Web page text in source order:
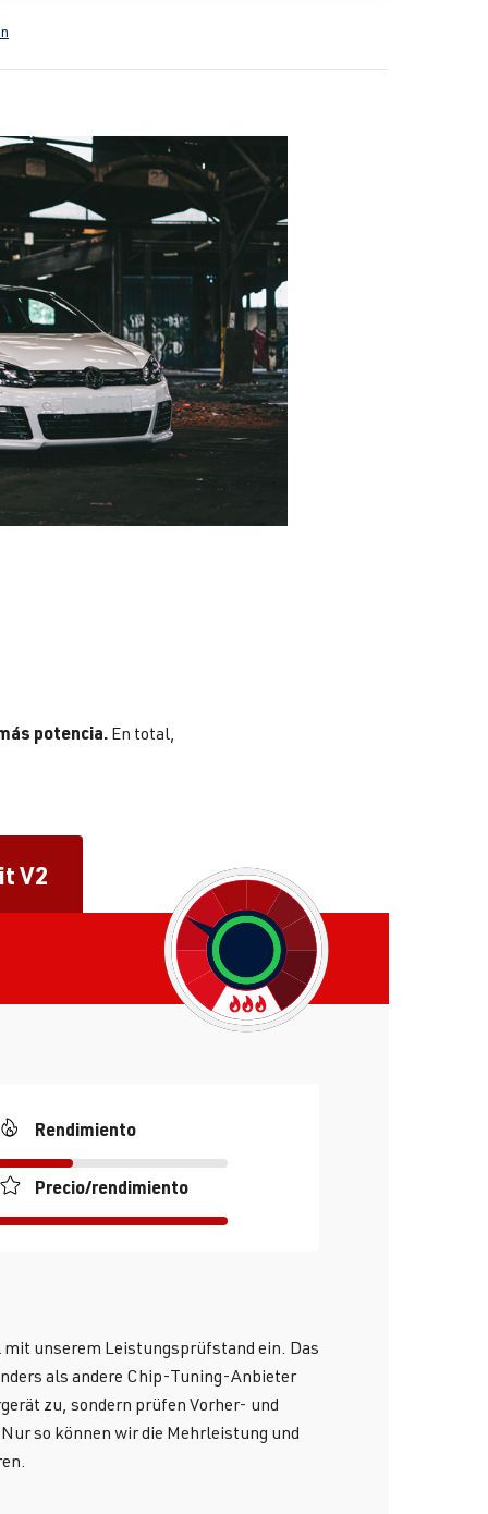
potencia.En total,
V2
Rendimiento
Precio/rendimiento
unserem Leistungsprüfstand ein. Das
als andere Chip-Tuning-Anbieter
zu, sondern prüfen Vorher- und
so können wir die Mehrleistung und